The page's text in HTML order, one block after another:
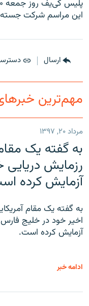
این مراسم شرکت جسته
ارسال
مهم‌ترین
مرداد ۲۰, ۱۳۹۷
به گفته یک
رزمایش
آزمایش کرده
به گفته یک مقام
اخیر خود در خلیج
آزمایش کرده است.
ادامه خبر